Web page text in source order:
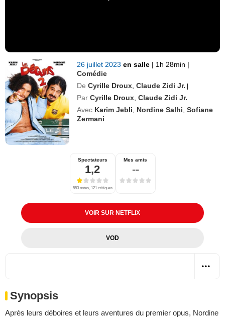
26 juillet 2023en salle | 1h 28min |
Comédie
De Cyrille Droux ,Claude Zidi Jr. |
Par Cyrille Droux ,Claude Zidi Jr.
Avec Karim Jebli Nordine Salhi ,Sofiane
Zermani
Spectateurs
1,2
553 notes, 121 critiques
Mes amis
--
VOIR SUR NETFLIX
VOD
Synopsis
Après leurs déboires et leurs aventures du premier opus, Nordine